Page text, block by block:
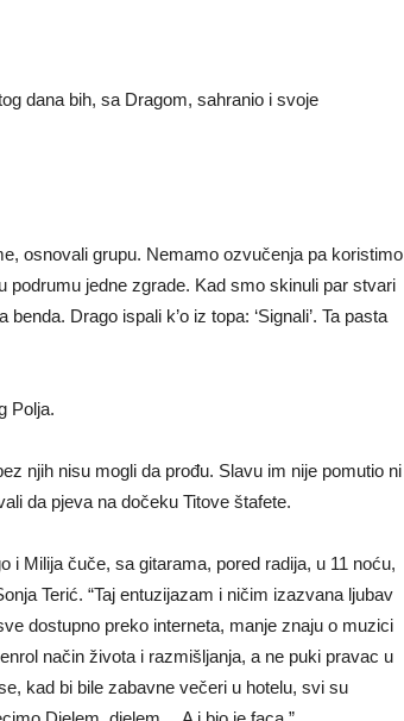
dana bih, sa Dragom, sahranio i svoje
osnovali grupu. Nemamo ozvučenja pa koristimo
podrumu jedne zgrade. Kad smo skinuli par stvari
Drago ispali k’o iz topa: ‘Signali’. Ta pasta
Polja.
njih nisu mogli da prođu. Slavu im nije pomutio ni
da pjeva na dočeku Titove štafete.
i Milija čuče, sa gitarama, pored radija, u 11 noću,
Terić. “Taj entuzijazam i ničim izazvana ljubav
dostupno preko interneta, manje znaju o muzici
način života i razmišljanja, a ne puki pravac u
kad bi bile zabavne večeri u hotelu, svi su